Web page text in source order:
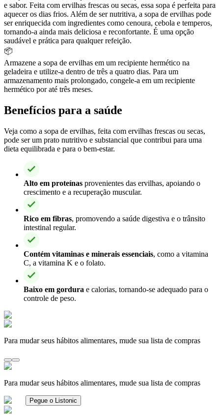
e sabor. Feita com ervilhas frescas ou secas, essa sopa é perfeita para
aquecer os dias frios. Além de ser nutritiva, a sopa de ervilhas pode
ser enriquecida com ingredientes como cenoura, cebola e temperos,
tornando-a ainda mais deliciosa e reconfortante. É uma opção
saudável e prática para qualquer refeição.
📦
Armazene a sopa de ervilhas em um recipiente hermético na
geladeira e utilize-a dentro de três a quatro dias. Para um
armazenamento mais prolongado, congele-a em um recipiente
hermético por até três meses.
Benefícios para a saúde
Veja como a sopa de ervilhas, feita com ervilhas frescas ou secas,
pode ser um prato nutritivo e substancial que contribui para uma
dieta equilibrada e para o bem-estar.
Alto em proteínas provenientes das ervilhas, apoiando o
crescimento e a recuperação muscular.
Rico em fibras, promovendo a saúde digestiva e o trânsito
intestinal regular.
Contém vitaminas e minerais essenciais, como a vitamina
C, a vitamina K e o folato.
Baixo em gordura e calorias, tornando-se adequado para o
controle de peso.
Para mudar seus hábitos alimentares, mude sua lista de compras
Para mudar seus hábitos alimentares, mude sua lista de compras
Pegue o Listonic